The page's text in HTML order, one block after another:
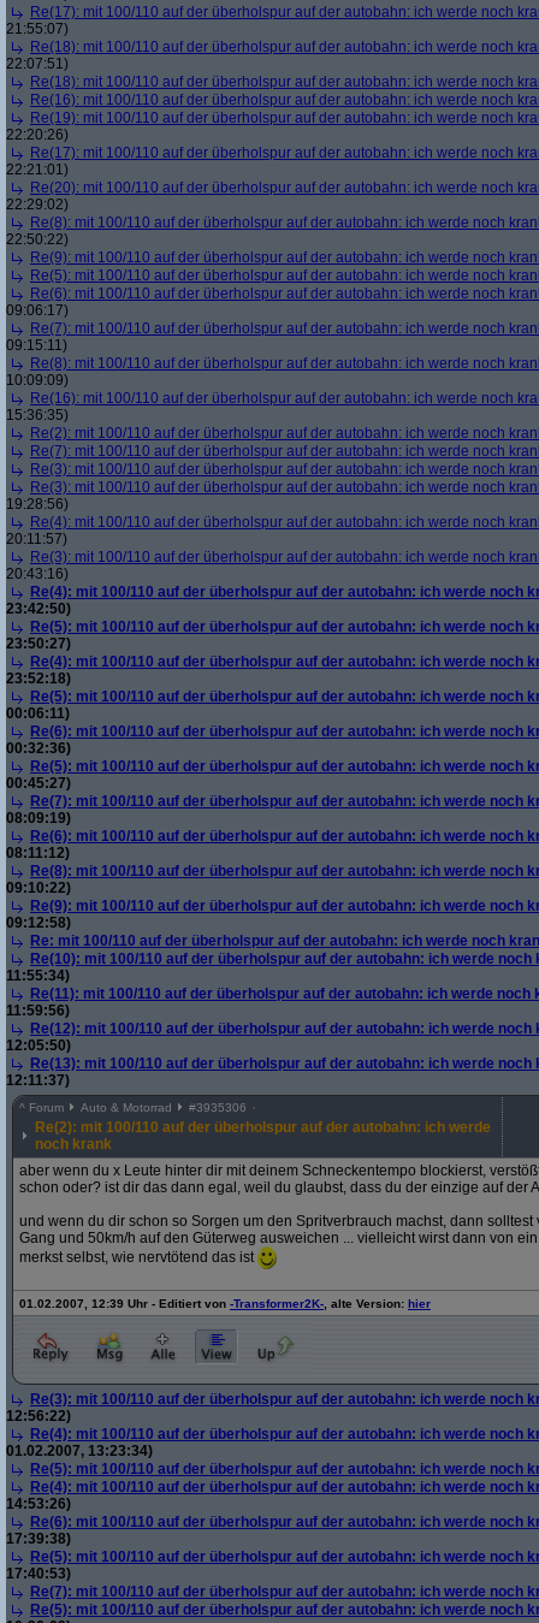
Re(17): mit 100/110 auf der überholspur auf der autobahn: ich werde noch
21:55:07)
Re(18): mit 100/110 auf der überholspur auf der autobahn: ich werde noch
22:07:51)
Re(18): mit 100/110 auf der überholspur auf der autobahn: ich werde noch
Re(16): mit 100/110 auf der überholspur auf der autobahn: ich werde noch
Re(19): mit 100/110 auf der überholspur auf der autobahn: ich werde noch
22:20:26)
Re(17): mit 100/110 auf der überholspur auf der autobahn: ich werde noch
22:21:01)
Re(20): mit 100/110 auf der überholspur auf der autobahn: ich werde noch
22:29:02)
Re(8): mit 100/110 auf der überholspur auf der autobahn: ich werde noch
22:50:22)
Re(9): mit 100/110 auf der überholspur auf der autobahn: ich werde noch
Re(5): mit 100/110 auf der überholspur auf der autobahn: ich werde noch
Re(6): mit 100/110 auf der überholspur auf der autobahn: ich werde noch
09:06:17)
Re(7): mit 100/110 auf der überholspur auf der autobahn: ich werde noch
09:15:11)
Re(8): mit 100/110 auf der überholspur auf der autobahn: ich werde noch
10:09:09)
Re(16): mit 100/110 auf der überholspur auf der autobahn: ich werde noch
15:36:35)
Re(2): mit 100/110 auf der überholspur auf der autobahn: ich werde noch
Re(7): mit 100/110 auf der überholspur auf der autobahn: ich werde noch
Re(3): mit 100/110 auf der überholspur auf der autobahn: ich werde noch
Re(3): mit 100/110 auf der überholspur auf der autobahn: ich werde noch
19:28:56)
Re(4): mit 100/110 auf der überholspur auf der autobahn: ich werde noch
20:11:57)
Re(3): mit 100/110 auf der überholspur auf der autobahn: ich werde noch
20:43:16)
Re(4): mit 100/110 auf der überholspur auf der autobahn: ich werde noch
23:42:50)
Re(5): mit 100/110 auf der überholspur auf der autobahn: ich werde noch
23:50:27)
Re(4): mit 100/110 auf der überholspur auf der autobahn: ich werde noch
23:52:18)
Re(5): mit 100/110 auf der überholspur auf der autobahn: ich werde noch
00:06:11)
Re(6): mit 100/110 auf der überholspur auf der autobahn: ich werde noch
00:32:36)
Re(5): mit 100/110 auf der überholspur auf der autobahn: ich werde noch
00:45:27)
Re(7): mit 100/110 auf der überholspur auf der autobahn: ich werde noch
08:09:19)
Re(6): mit 100/110 auf der überholspur auf der autobahn: ich werde noch
08:11:12)
Re(8): mit 100/110 auf der überholspur auf der autobahn: ich werde noch
09:10:22)
Re(9): mit 100/110 auf der überholspur auf der autobahn: ich werde noch
09:12:58)
Re: mit 100/110 auf der überholspur auf der autobahn: ich werde noch
Re(10): mit 100/110 auf der überholspur auf der autobahn: ich werde noch
11:55:34)
Re(11): mit 100/110 auf der überholspur auf der autobahn: ich werde noch
11:59:56)
Re(12): mit 100/110 auf der überholspur auf der autobahn: ich werde noch
12:05:50)
Re(13): mit 100/110 auf der überholspur auf der autobahn: ich werde noch
12:11:37)
^ Forum Auto & Motorrad #3935306
Re(2): mit 100/110 auf der überholspur auf der autobahn: ich werde
noch krank
aber wenn du x Leute hinter dir mit deinem Schneckentempo blockierst,
schon oder? ist dir das dann egal, weil du glaubst, dass du der einzige auf der
und wenn du dir schon so Sorgen um den Spritverbrauch machst, dann
Gang und 50km/h auf den Güterweg ausweichen ... vielleicht wirst dann von
merkst selbst, wie nervtötend das ist
01.02.2007, 12:39 Uhr - Editiert von -Transformer2K- , alte Version: hier
Re(3): mit 100/110 auf der überholspur auf der autobahn: ich werde noch
12:56:22)
Re(4): mit 100/110 auf der überholspur auf der autobahn: ich werde noch
01.02.2007, 13:23:34)
Re(5): mit 100/110 auf der überholspur auf der autobahn: ich werde noch
Re(4): mit 100/110 auf der überholspur auf der autobahn: ich werde noch
14:53:26)
Re(6): mit 100/110 auf der überholspur auf der autobahn: ich werde noch
17:39:38)
Re(5): mit 100/110 auf der überholspur auf der autobahn: ich werde noch
17:40:53)
Re(7): mit 100/110 auf der überholspur auf der autobahn: ich werde noch
Re(5): mit 100/110 auf der überholspur auf der autobahn: ich werde noch